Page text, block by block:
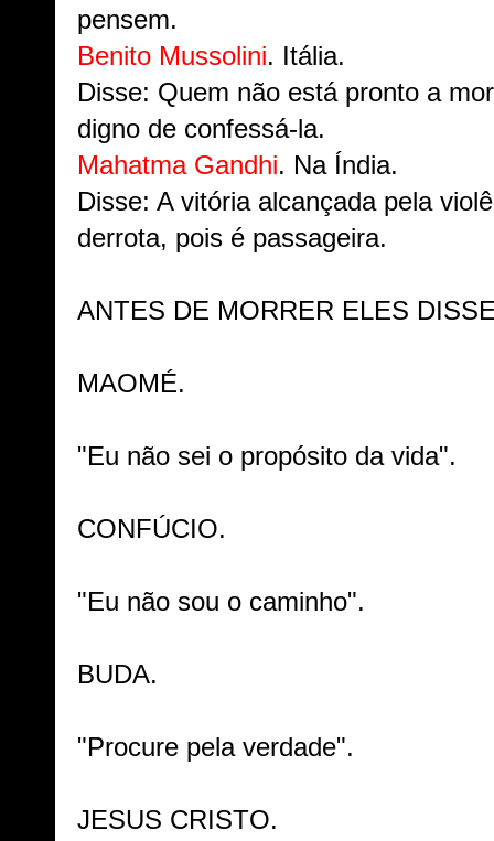
pensem.
Benito Mussolini. Itália.
Disse: Quem não está pronto a
digno de confessá-la.
Mahatma Gandhi. Na Índia.
Disse: A vitória alcançada pela
derrota, pois é passageira.
ANTES DE MORRER ELES
MAOMÉ.
"Eu não sei o propósito da vida".
CONFÚCIO.
"Eu não sou o caminho".
BUDA.
"Procure pela verdade".
JESUS CRISTO.